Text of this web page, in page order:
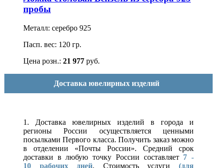
пробы
Металл: серебро 925
Пасп. вес: 120 гр.
Цена розн.: 21 977 руб.
Доставка ювелирных изделий
1. Доставка ювелирных изделий в города и
регионы России осуществляется ценными
посылками Первого класса. Получить заказ можно
в отделении «Почты России». Средний срок
доставки в любую точку России составляет 7 -
10 рабочих дней. Стоимость услуги(для